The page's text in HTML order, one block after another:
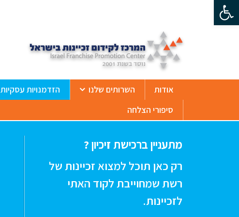
פתח סרגל נגישות
אודות השרותים שלנו הזדמנויות עסקיות
סיפורי הצלחה
מתעניין ברכישת זיכיון ?
רק כאן תוכל למצוא זכיינות של
רשת שמחוייבת לקוד האתי
לזכיינות.